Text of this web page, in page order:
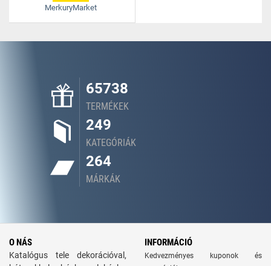
MerkuryMarket
65738
TERMÉKEK
249
KATEGÓRIÁK
264
MÁRKÁK
O NÁS
Katalógus tele dekorációval,
INFORMÁCIÓ
Kedvezményes kuponok és